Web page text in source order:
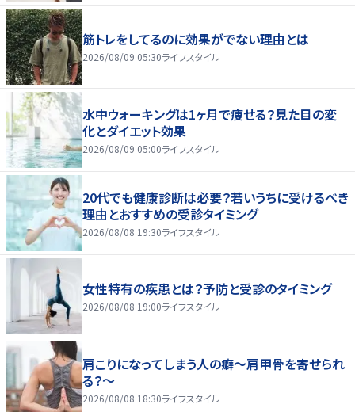
筋トレをしてるのに効果がでない理由とは
2026/08/09 05:30ライフスタイル
水中ウォーキングは1ヶ月で痩せる？見た目の変
化とダイエット効果
2026/08/09 05:00ライフスタイル
20代でも健康診断は必要？若いうちに受けるべき
理由とおすすめの受診タイミング
2026/08/08 19:30ライフスタイル
女性特有の疾患とは？予防と受診のタイミング
2026/08/08 19:00ライフスタイル
肩こりになってしまう人の癖～肩甲骨を寄せられ
る？～
2026/08/08 18:30ライフスタイル